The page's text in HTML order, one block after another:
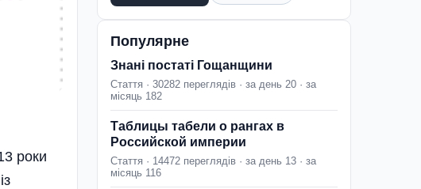
роки
Популярне
Знані постаті Гощанщини
Стаття · 30282 переглядів · за день 20 · за
місяць 182
Таблицы табели о рангах в
Российской империи
Стаття · 14472 переглядів · за день 13 · за
місяць 116